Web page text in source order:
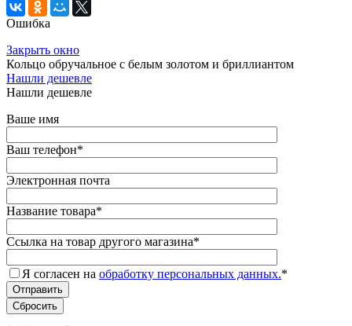
Ошибка
Закрыть окно
Кольцо обручальное с белым золотом и бриллиантом
Нашли дешевле
Нашли дешевле
Ваше имя
Ваш телефон*
Электронная почта
Название товара*
Ссылка на товар другого магазина*
Я согласен на обработку персональных данных.*